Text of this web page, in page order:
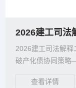
2026建工司法解释
破产化债协同策略
查看详情